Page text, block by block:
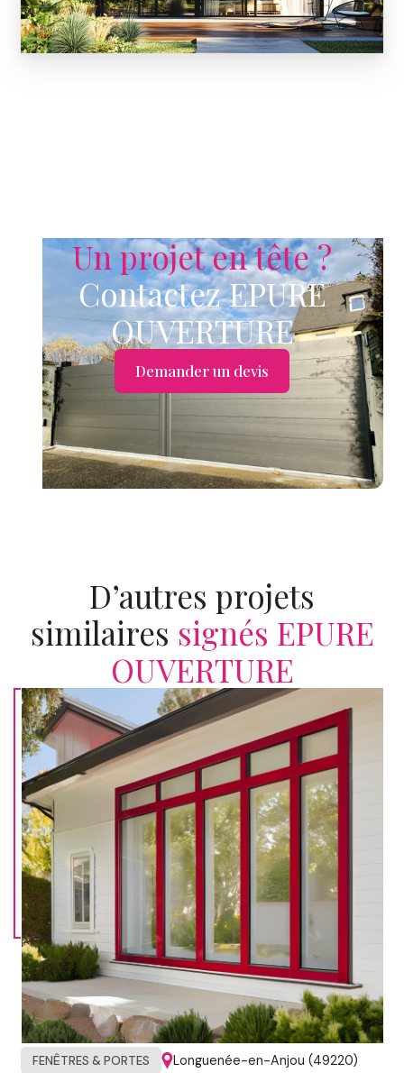
Un projet en tête ?
Contactez EPURE
OUVERTURE
Demander un devis
D’autres projets
similaires signés EPURE
OUVERTURE
FENÊTRES & PORTES Longuenée-en-Anjou (49220)